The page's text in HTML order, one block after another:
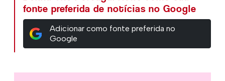
fonte preferida de notícias no Google
Adicionar como fonte preferida no
Google